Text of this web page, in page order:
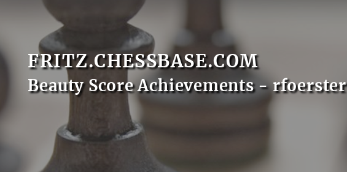
FRITZ.CHESSBASE.COM
Beauty Score Achievements - rfoerster